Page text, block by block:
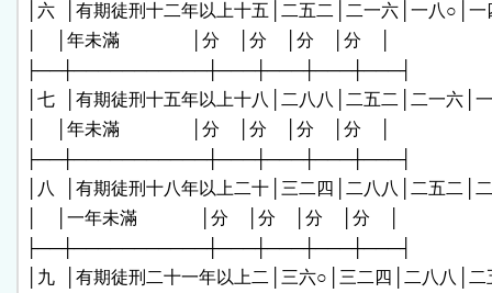
│六  │有期徒刑十二年以上十五│二五二│二一六│一八○│一
│    │年未滿                │分    │分    │分    │分    │
├──┼───────────┼───┼───┼───┼───┤
│七  │有期徒刑十五年以上十八│二八八│二五二│二一六│
│    │年未滿                │分    │分    │分    │分    │
├──┼───────────┼───┼───┼───┼───┤
│八  │有期徒刑十八年以上二十│三二四│二八八│二五二│
│    │一年未滿              │分    │分    │分    │分    │
├──┼───────────┼───┼───┼───┼───┤
│九  │有期徒刑二十一年以上二│三六○│三二四│二八八│二